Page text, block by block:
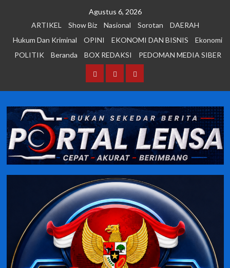
Agustus 6, 2026
ARTIKEL
Show Biz Nasional Sorotan
DAERAH
Hukum Dan Kriminal
OPINI EKONOMI DAN BISNIS
Ekonomi
POLITIK
Beranda BOX REDAKSI PEDOMAN MEDIA SIBER
BerandaBOX PEDOMAN
SIBER